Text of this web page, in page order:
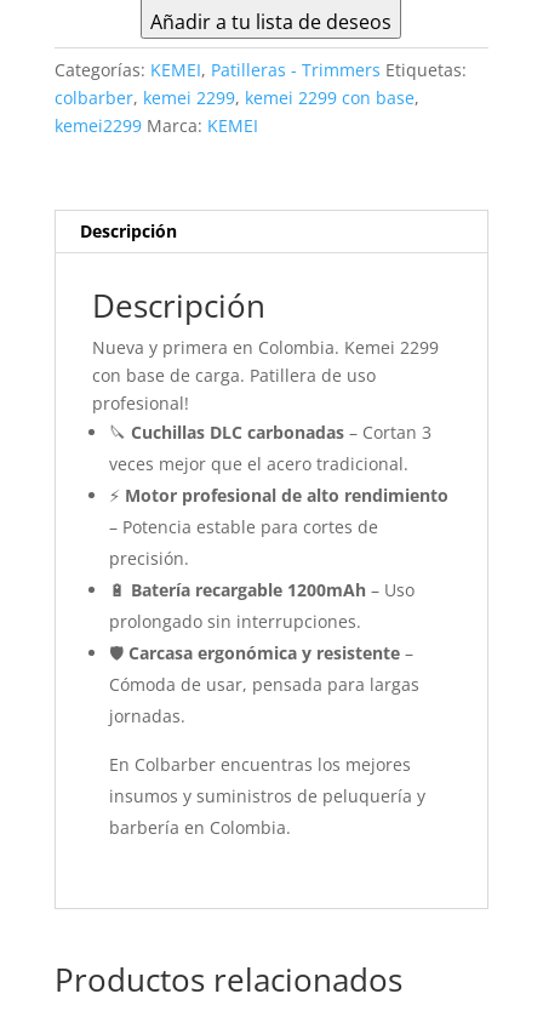
cantidad
Añadir a tu lista de deseos
Categorías: KEMEI, Patilleras - Trimmers Etiquetas:
colbarber, kemei 2299, kemei 2299 con base,
kemei2299 Marca: KEMEI
Descripción
Descripción
Nueva y primera en Colombia. Kemei 2299
con base de carga. Patillera de uso
profesional!
🔪 Cuchillas DLC carbonadas– Cortan 3
veces mejor que el acero tradicional.
⚡ Motor profesional de alto rendimiento
– Potencia estable para cortes de
precisión.
🔋 Batería recargable 1200mAh– Uso
prolongado sin interrupciones.
🛡️ Carcasa ergonómica y resistente–
Cómoda de usar, pensada para largas
jornadas.
En Colbarber encuentras los mejores
insumos y suministros de peluquería y
barbería en Colombia.
Productos relacionados